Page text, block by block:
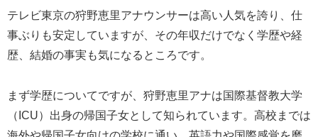
テレビ東京の狩野恵里アナウンサーは高い人気を誇り、仕
事ぶりも安定していますが、その年収だけでなく学歴や経
歴、結婚の事実も気になるところです。
まず学歴についてですが、狩野恵里アナは国際基督教大学
（ICU）出身の帰国子女として知られています。高校までは